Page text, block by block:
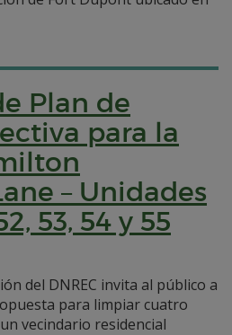
Plan de
para la
– Unidades
53, 54 y 55
del DNREC invita al público a
para limpiar cuatro
vecindario residencial